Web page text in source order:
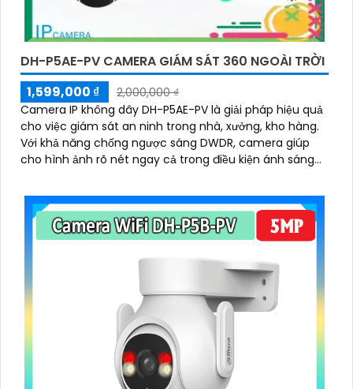
DH-P5AE-PV CAMERA GIÁM SÁT 360 NGOÀI TRỜI
1,599,000 ₫
2,000,000 ₫
Camera IP không dây DH-P5AE-PV là giải pháp hiệu quả
cho việc giám sát an ninh trong nhà, xưởng, kho hàng.
Với khả năng chống ngược sáng DWDR, camera giúp
cho hình ảnh rõ nét ngay cả trong điều kiện ánh sáng